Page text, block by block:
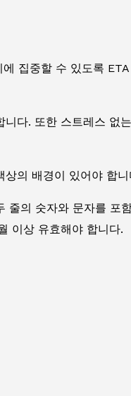
집중할 수 있도록
다. 또한 스트레스 없
의 배경이 있어야 합니
줄의 숫자와 문자를 포
이상 유효해야 합니다.